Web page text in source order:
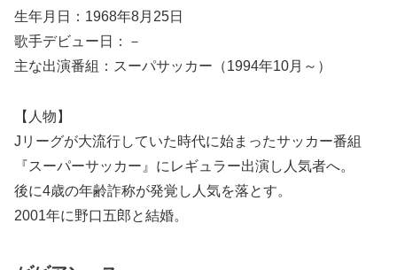
生年月日：1968年8月25日
歌手デビュー日：－
主な出演番組：スーパサッカー（1994年10月～）
【人物】
Jリーグが大流行していた時代に始まったサッカー番組
『スーパーサッカー』にレギュラー出演し人気者へ。
後に4歳の年齢詐称が発覚し人気を落とす。
2001年に野口五郎と結婚。